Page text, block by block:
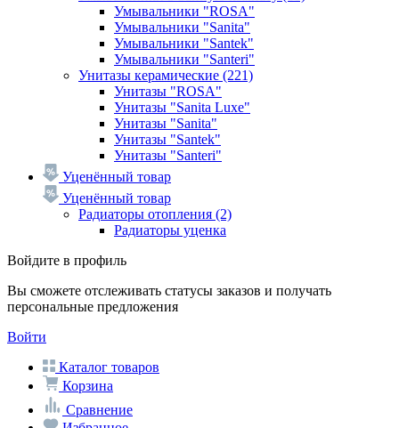
Умывальники "ROSA"
Умывальники "Sanita"
Умывальники "Santek"
Умывальники "Santeri"
Унитазы керамические (221)
Унитазы "ROSA"
Унитазы "Sanita Luxe"
Унитазы "Sanita"
Унитазы "Santek"
Унитазы "Santeri"
Уценённый товар
Уценённый товар
Радиаторы отопления (2)
Радиаторы уценка
Войдите в профиль
Вы сможете отслеживать статусы заказов и получать
персональные предложения
Войти
Каталог товаров
Корзина
Сравнение